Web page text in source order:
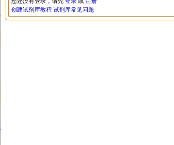
创建试剂库教程 试剂库常见问题